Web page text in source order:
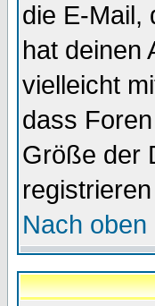
die E-Mail,
hat deinen
vielleicht
dass
Größe der
Nach oben